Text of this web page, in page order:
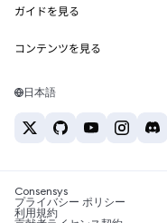
Snaps
Web3サービス
セキュリティ
サポート
キャリア
お問い合わせ
Solanaの価格
Tetherの価格
ETH→USD
USDT→INR
BTC→INR
ETH→USDT
ガイドを見る
ETHの購入
USDTの購入
SHIBの購入
BNBの購入
コンテンツを見る
Solanaウォレット
税制関連ニュース
日本語
Consensys
プライバシー ポリシー
利用規約